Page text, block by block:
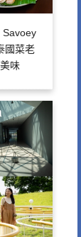
Savoey
國菜老
味